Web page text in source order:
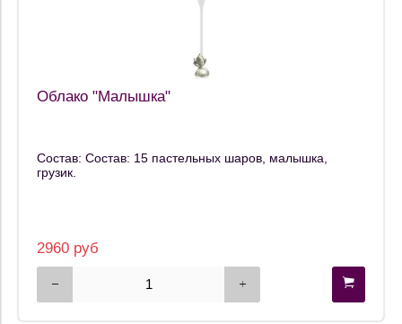
Облако "Малышка"
Состав: Состав: 15 пастельных шаров, малышка,
грузик.
2960 руб